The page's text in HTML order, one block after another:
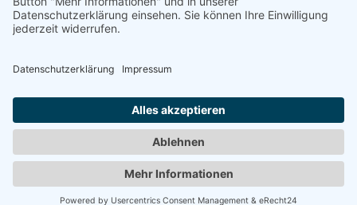
Datenschutz
ARD/ZDF-Medienakademie gemeinnützige GmbH,
Sitz: Nürnberg, HRB 23705. Alle Rechte vorbehalten.